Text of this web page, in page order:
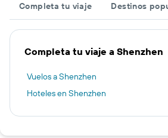
Completa tu viaje Destinos
Completa tu viaje a Shenzhen
Vuelos a Shenzhen
Hoteles en Shenzhen